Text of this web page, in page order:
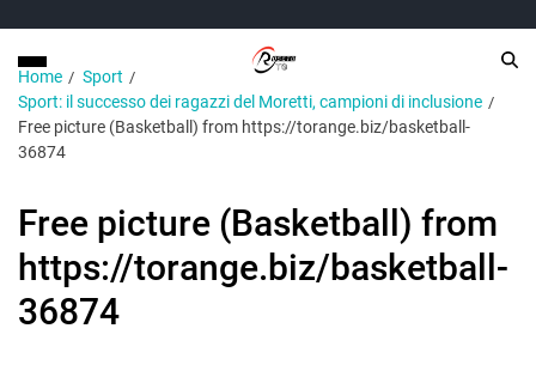
Home
Sport
Sport: il successo dei ragazzi del Moretti, campioni di inclusione
Free picture (Basketball) from https://torange.biz/basketball-
36874
Free picture (Basketball) from
https://torange.biz/basketball-
36874